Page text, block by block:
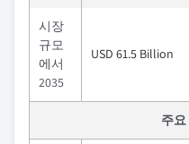
시장
규모
에서
2035
USD 61.5 Billion
주